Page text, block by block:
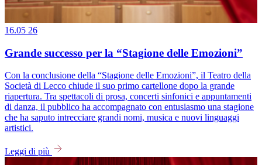
16.05 26
Grande successo per la “Stagione delle Emozioni”
Con la conclusione della “Stagione delle Emozioni”, il Teatro della
Società di Lecco chiude il suo primo cartellone dopo la grande
riapertura. Tra spettacoli di prosa, concerti sinfonici e appuntamenti
di danza, il pubblico ha accompagnato con entusiasmo una stagione
che ha saputo intrecciare grandi nomi, musica e nuovi linguaggi
artistici.
Leggi di più